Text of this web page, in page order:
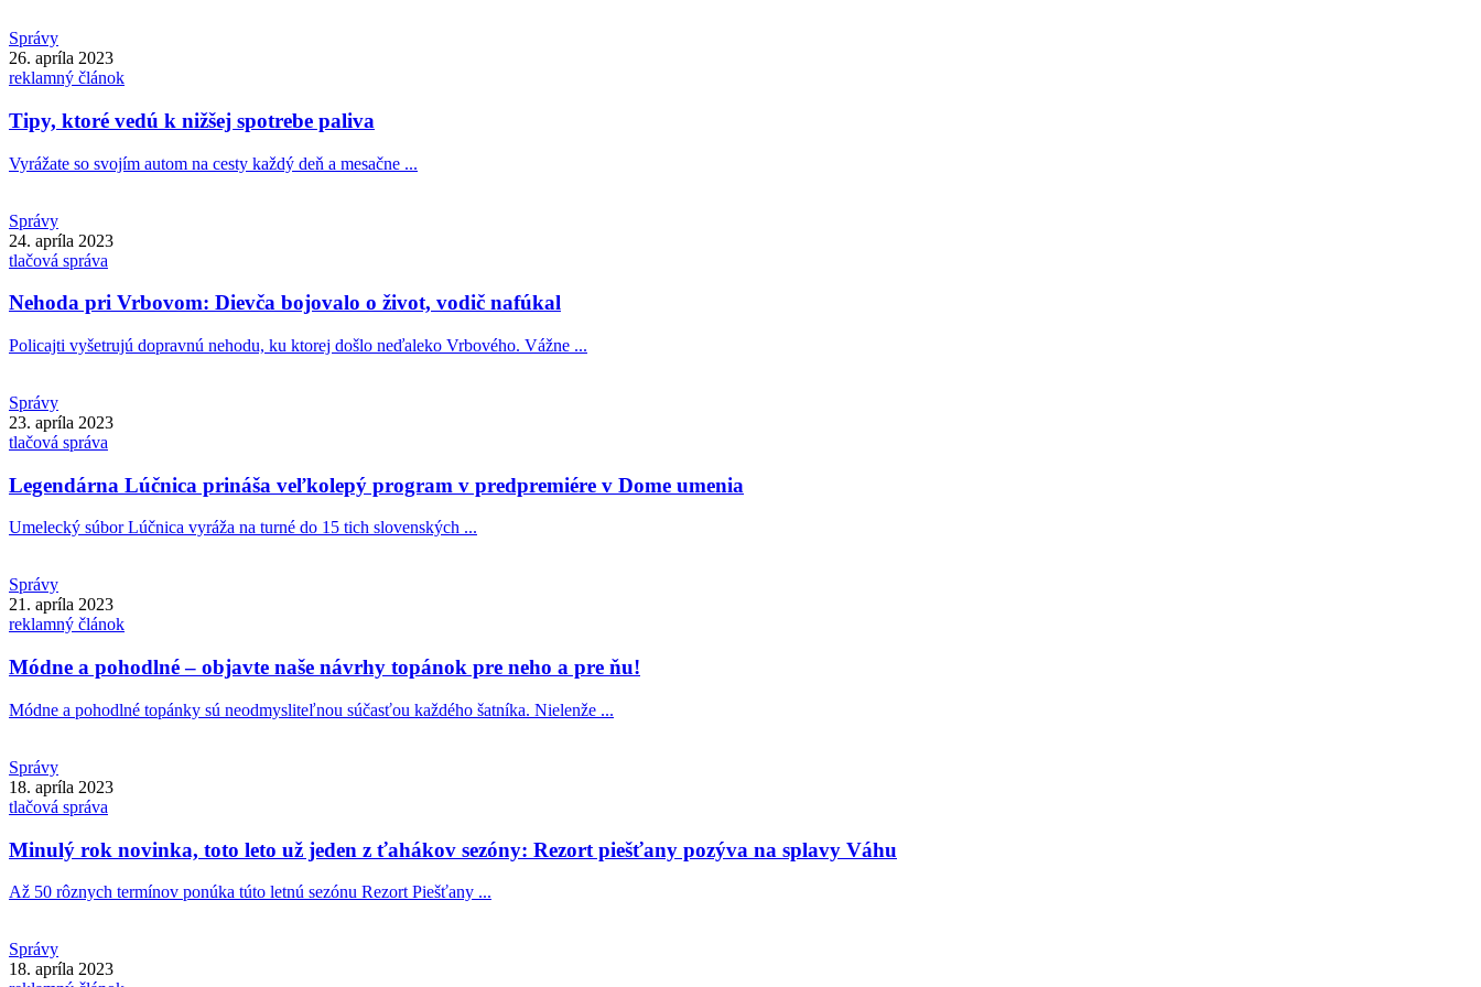
Správy
26. apríla 2023
reklamný článok
Tipy, ktoré vedú k nižšej spotrebe paliva
Vyrážate so svojím autom na cesty každý deň a mesačne ...
Správy
24. apríla 2023
tlačová správa
Nehoda pri Vrbovom: Dievča bojovalo o život, vodič nafúkal
Policajti vyšetrujú dopravnú nehodu, ku ktorej došlo neďaleko Vrbového. Vážne ...
Správy
23. apríla 2023
tlačová správa
Legendárna Lúčnica prináša veľkolepý program v predpremiére v Dome umenia
Umelecký súbor Lúčnica vyráža na turné do 15 tich slovenských ...
Správy
21. apríla 2023
reklamný článok
Módne a pohodlné – objavte naše návrhy topánok pre neho a pre ňu!
Módne a pohodlné topánky sú neodmysliteľnou súčasťou každého šatníka. Nielenže ...
Správy
18. apríla 2023
tlačová správa
Minulý rok novinka, toto leto už jeden z ťahákov sezóny: Rezort piešťany pozýva na splavy Váhu
Až 50 rôznych termínov ponúka túto letnú sezónu Rezort Piešťany ...
Správy
18. apríla 2023